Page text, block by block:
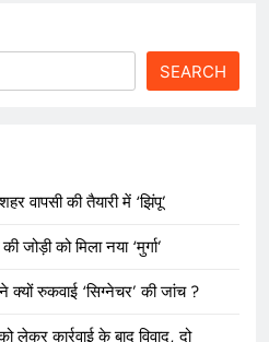
SEARCH
वापसी की तैयारी में ‘झिंपू’
को मिला नया ‘मुर्गा’
रुकवाई ‘सिग्नेचर’ की जांच ?
कार्रवाई के बाद विवाद, दो